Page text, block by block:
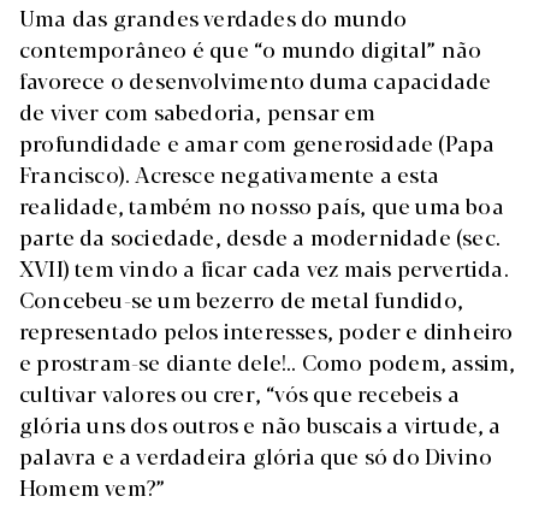
Uma das grandes verdades do mundo
contemporâneo é que “o mundo digital” não
favorece o desenvolvimento duma capacidade
de viver com sabedoria, pensar em
profundidade e amar com generosidade (Papa
Francisco). Acresce negativamente a esta
realidade, também no nosso país, que uma boa
parte da sociedade, desde a modernidade (sec.
XVII) tem vindo a ficar cada vez mais pervertida.
Concebeu-se um bezerro de metal fundido,
representado pelos interesses, poder e dinheiro
e prostram-se diante dele!.. Como podem, assim,
cultivar valores ou crer, “vós que recebeis a
glória uns dos outros e não buscais a virtude, a
palavra e a verdadeira glória que só do Divino
Homem vem?”